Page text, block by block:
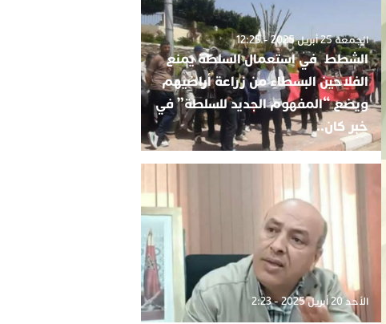
الجمعة 25 أبريل 2025 - 12:25
الشطط في استعمال السلطة يمنع
الفلاحين البسطاء من زراعة أراضيهم
ويضع “المفهوم الجديد للسلطة” في
خبر كان..
الأحد 20 أبريل 2025 - 2:23